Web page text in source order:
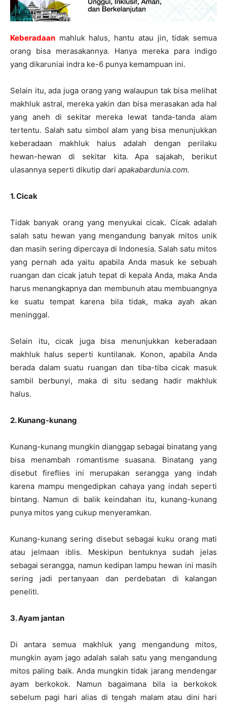
Keberadaan mahluk halus, hantu atau jin, tidak semua
orang bisa merasakannya. Hanya mereka para indigo
yang dikaruniai indra ke-6 punya kemampuan ini.
Selain itu, ada juga orang yang walaupun tak bisa melihat
makhluk astral, mereka yakin dan bisa merasakan ada hal
yang aneh di sekitar mereka lewat tanda-tanda alam
tertentu. Salah satu simbol alam yang bisa menunjukkan
keberadaan makhluk halus adalah dengan perilaku
hewan-hewan di sekitar kita. Apa sajakah, berikut
ulasannya seperti dikutip dari apakabardunia.com.
1. Cicak
Tidak banyak orang yang menyukai cicak. Cicak adalah
salah satu hewan yang mengandung banyak mitos unik
dan masih sering dipercaya di Indonesia. Salah satu mitos
yang pernah ada yaitu apabila Anda masuk ke sebuah
ruangan dan cicak jatuh tepat di kepala Anda, maka Anda
harus menangkapnya dan membunuh atau membuangnya
ke suatu tempat karena bila tidak, maka ayah akan
meninggal.
Selain itu, cicak juga bisa menunjukkan keberadaan
makhluk halus seperti kuntilanak. Konon, apabila Anda
berada dalam suatu ruangan dan tiba-tiba cicak masuk
sambil berbunyi, maka di situ sedang hadir makhluk
halus.
2. Kunang-kunang
Kunang-kunang mungkin dianggap sebagai binatang yang
bisa menambah romantisme suasana. Binatang yang
disebut fireflies ini merupakan serangga yang indah
karena mampu mengedipkan cahaya yang indah seperti
bintang. Namun di balik keindahan itu, kunang-kunang
punya mitos yang cukup menyeramkan.
Kunang-kunang sering disebut sebagai kuku orang mati
atau jelmaan iblis. Meskipun bentuknya sudah jelas
sebagai serangga, namun kedipan lampu hewan ini masih
sering jadi pertanyaan dan perdebatan di kalangan
peneliti.
3. Ayam jantan
Di antara semua makhluk yang mengandung mitos,
mungkin ayam jago adalah salah satu yang mengandung
mitos paling baik. Anda mungkin tidak jarang mendengar
ayam berkokok. Namun bagaimana bila ia berkokok
sebelum pagi hari alias di tengah malam atau dini hari